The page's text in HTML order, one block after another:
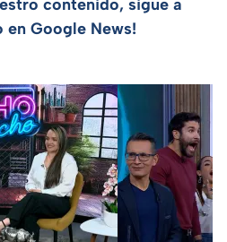
contenido, sigue a
en Google News!